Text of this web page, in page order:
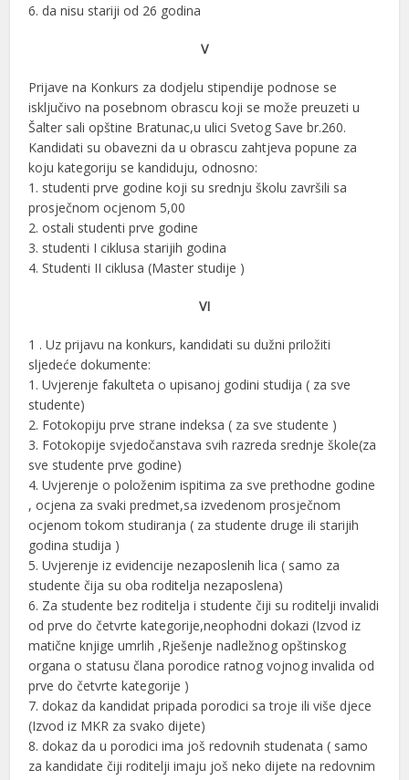
6. da nisu stariji od 26 godina
V
Prijave na Konkurs za dodjelu stipendije podnose se
isključivo na posebnom obrascu koji se može preuzeti u
Šalter sali opštine Bratunac,u ulici Svetog Save br.260.
Kandidati su obavezni da u obrascu zahtjeva popune za
koju kategoriju se kandiduju, odnosno:
1. studenti prve godine koji su srednju školu završili sa
prosječnom ocjenom 5,00
2. ostali studenti prve godine
3. studenti I ciklusa starijih godina
4. Studenti II ciklusa (Master studije )
VI
1 . Uz prijavu na konkurs, kandidati su dužni priložiti
sljedeće dokumente:
1. Uvjerenje fakulteta o upisanoj godini studija ( za sve
studente)
2. Fotokopiju prve strane indeksa ( za sve studente )
3. Fotokopije svjedočanstava svih razreda srednje škole(za
sve studente prve godine)
4. Uvjerenje o položenim ispitima za sve prethodne godine
, ocjena za svaki predmet,sa izvedenom prosječnom
ocjenom tokom studiranja ( za studente druge ili starijih
godina studija )
5. Uvjerenje iz evidencije nezaposlenih lica ( samo za
studente čija su oba roditelja nezaposlena)
6. Za studente bez roditelja i studente čiji su roditelji invalidi
od prve do četvrte kategorije,neophodni dokazi (Izvod iz
matične knjige umrlih ,Rješenje nadležnog opštinskog
organa o statusu člana porodice ratnog vojnog invalida od
prve do četvrte kategorije )
7. dokaz da kandidat pripada porodici sa troje ili više djece
(Izvod iz MKR za svako dijete)
8. dokaz da u porodici ima još redovnih studenata ( samo
za kandidate čiji roditelji imaju još neko dijete na redovnim